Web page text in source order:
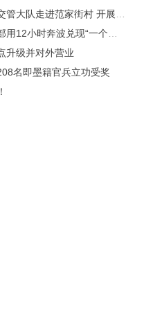
升级并对外营业
名即墨籍官兵立功受奖